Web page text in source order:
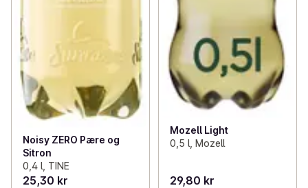
Noisy ZERO Pære og
Sitron
0,4 l, TINE
25,30 kr
Mozell Light
0,5 l, Mozell
29,80 kr